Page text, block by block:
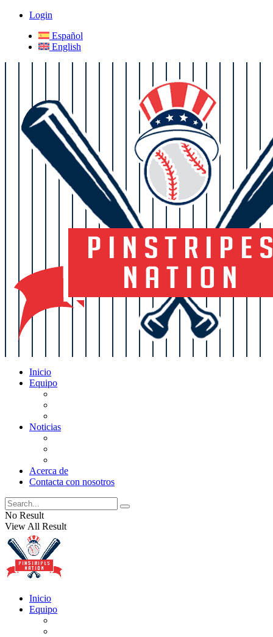
Login
Español
English
Inicio
Equipo
Noticias
Acerca de
Contacta con nosotros
No Result
View All Result
Inicio
Equipo